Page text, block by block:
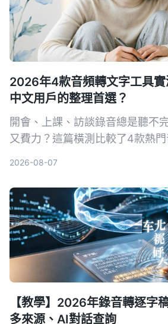
2026年4款音頻轉文字工具
中文用戶的整理首選？
開會、上課、訪談錄音總是聽不
又費力？這篇橫測比較了4款熱
2026-08-07
【教學】2026年錄音轉逐字
多來源、AI對話查詢